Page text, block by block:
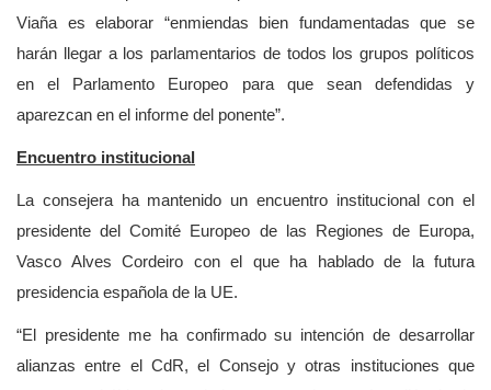
Viaña es elaborar “enmiendas bien fundamentadas que se
harán llegar a los parlamentarios de todos los grupos políticos
en el Parlamento Europeo para que sean defendidas y
aparezcan en el informe del ponente”.
Encuentro institucional
La consejera ha mantenido un encuentro institucional con el
presidente del Comité Europeo de las Regiones de Europa,
Vasco Alves Cordeiro con el que ha hablado de la futura
presidencia española de la UE.
“El presidente me ha confirmado su intención de desarrollar
alianzas entre el CdR, el Consejo y otras instituciones que